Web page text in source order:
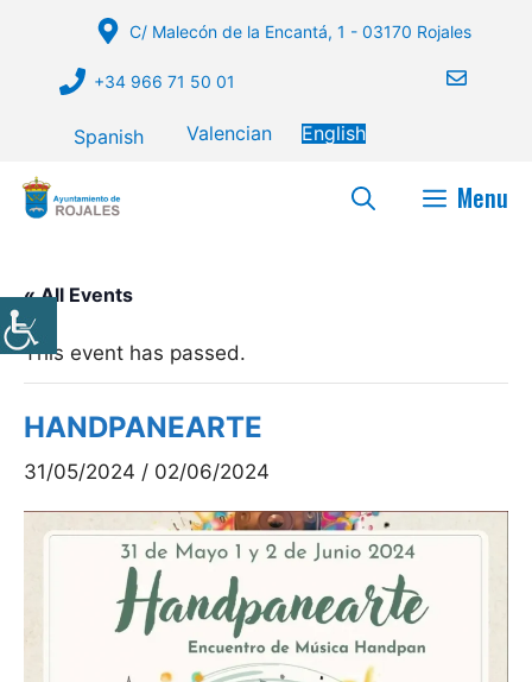
C/ Malecón de la Encantá, 1 - 03170 Rojales
+34 966 71 50 01
Spanish Valencian English
Menu
« All Events
This event has passed.
HANDPANEARTE
31/05/2024 / 02/06/2024